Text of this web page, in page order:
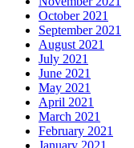
October 2021
September 2021
August 2021
July 2021
June 2021
May 2021
April 2021
March 2021
February 2021
January 2021